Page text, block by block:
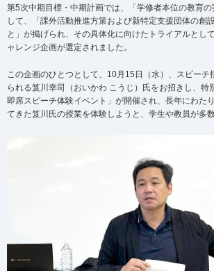
第5次中期目標・中期計画では、「学修者本位の教育の
して、「課外活動推進方策および新特定支援団体の創
と」が掲げられ、その具体化に向けたトライアルとし
ャレンジ企画が選定されました。
この企画のひとつとして、10月15日（水）、スピーチ
られる笈川幸司（おいかわ こうじ）氏をお招きし、特
即席スピーチ体験イベント」が開催され、長年にわた
てきた笈川氏の授業を体験しようと、学生や教員が多